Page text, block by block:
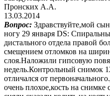
Пронских А.А.
13.03.2014
Вопрос: Здравствуйте,мой
ногу 29 января DS:
дистального отдела правой
смещением отломков на
слоя.Наложили гипсовую
недель.Контрольный снимок
отличался от
очень плохое,кость на снимке